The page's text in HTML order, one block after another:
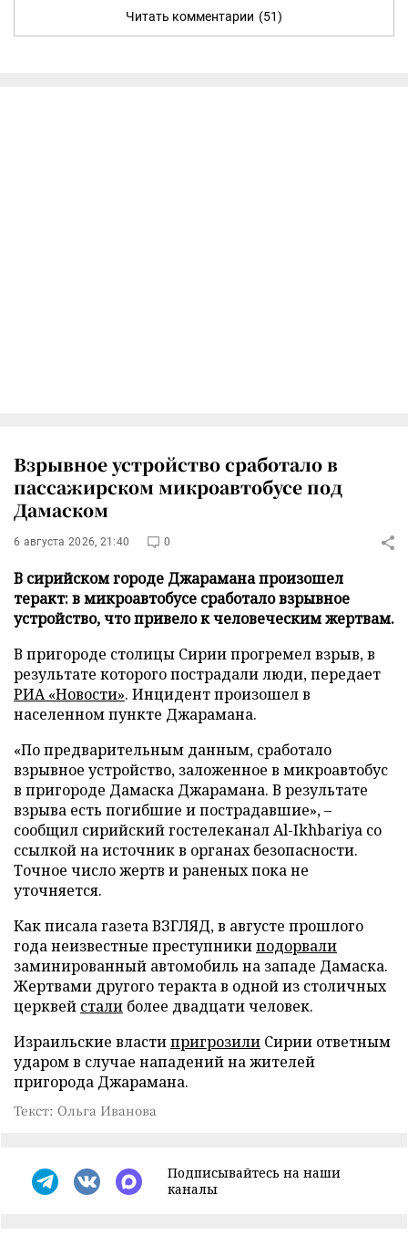
Читать комментарии (51)
Взрывное устройство сработало в
пассажирском микроавтобусе под
Дамаском
6 августа 2026, 21:40 0
В сирийском городе Джарамана произошел
теракт: в микроавтобусе сработало взрывное
устройство, что привело к человеческим жертвам.
В пригороде столицы Сирии прогремел взрыв, в
результате которого пострадали люди, передает
РИА «Новости». Инцидент произошел в
населенном пункте Джарамана.
«По предварительным данным, сработало
взрывное устройство, заложенное в микроавтобус
в пригороде Дамаска Джарамана. В результате
взрыва есть погибшие и пострадавшие», –
сообщил сирийский гостелеканал Al-Ikhbariya со
ссылкой на источник в органах безопасности.
Точное число жертв и раненых пока не
уточняется.
Как писала газета ВЗГЛЯД, в августе прошлого
года неизвестные преступникиподорвали
заминированный автомобиль на западе Дамаска.
Жертвами другого теракта в одной из столичных
церквей стали более двадцати человек.
Израильские властипригрозили Сирии ответным
ударом в случае нападений на жителей
пригорода Джарамана.
Текст: Ольга Иванова
Подписывайтесь на наши
каналы